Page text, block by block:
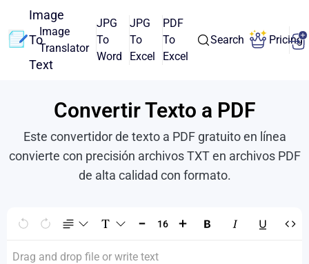
Image
To
Text
Image
Translator
JPG
To
Word
JPG
To
Excel
PDF
To
Excel
Search Pricing
Convertir Texto a PDF
Este convertidor de texto a PDF gratuito en línea
convierte con precisión archivos TXT en archivos PDF
de alta calidad con formato.
Drag and drop file or write text